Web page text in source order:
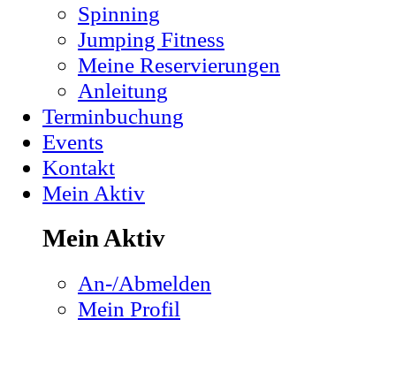
Spinning
Jumping Fitness
Meine Reservierungen
Anleitung
Terminbuchung
Events
Kontakt
Mein Aktiv
Mein Aktiv
An-/Abmelden
Mein Profil